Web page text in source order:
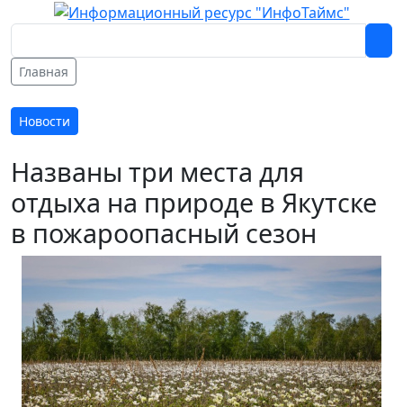
Главная
Новости
Названы три места для
отдыха на природе в Якутске
в пожароопасный сезон